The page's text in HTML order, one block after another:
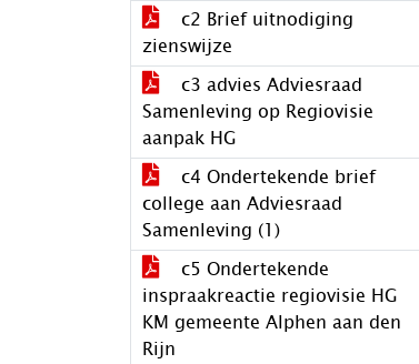
c2 Brief uitnodiging
zienswijze
c3 advies Adviesraad
Samenleving op Regiovisie
aanpak HG
c4 Ondertekende brief
college aan Adviesraad
Samenleving (1)
c5 Ondertekende
inspraakreactie regiovisie HG
KM gemeente Alphen aan den
Rijn